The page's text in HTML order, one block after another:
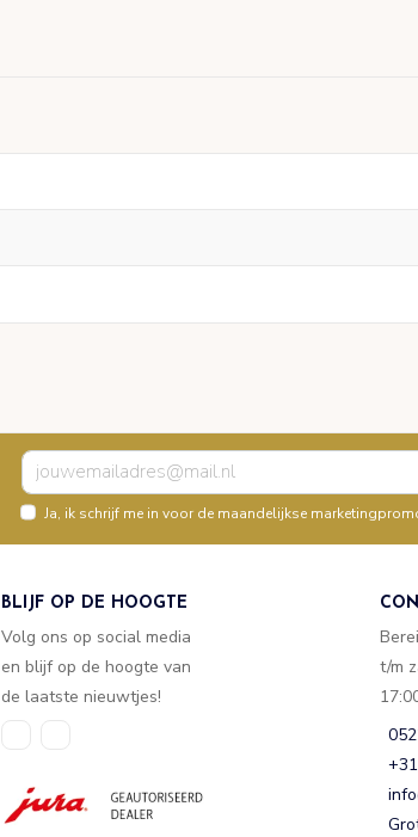
Ja, ik schrijf me in voor de maandelijkse
BLIJF OP DE HOOGTE
Volg ons op social media
en blijf op de hoogte van
de laatste nieuwtjes!
t/m